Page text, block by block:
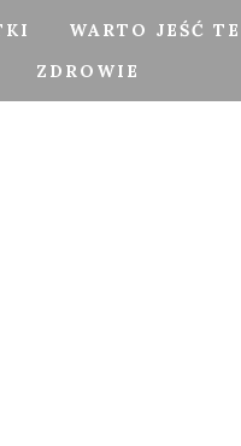
WARTO JEŚĆ
ZDROWIE